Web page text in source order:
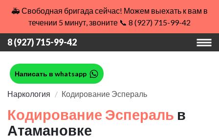
🚑 Свободная бригада сейчас! Можем выехать к вам в
течении 5 минут, звоните 📞 8 (927) 715-99-42
8 (927) 715-99-42
Написать в whatsapp
Наркология Кодирование Эспераль
Кодирование Эспераль в
Атамановке